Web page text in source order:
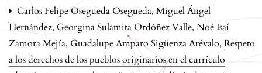
Carlos Felipe Osegueda Osegueda, Miguel Ángel
Hernández, Georgina Sulamita Ordóñez Valle, Noé Isaí
Zamora Mejía, Guadalupe Amparo Sigüenza Arévalo, Respeto
a los derechos de los pueblos originarios en el currículo